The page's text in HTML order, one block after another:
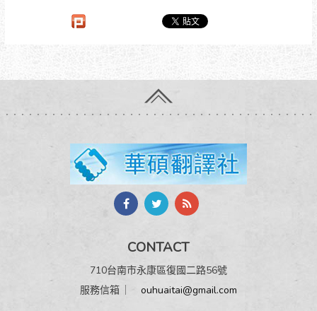
CONTACT
710台南市永康區復國二路56號
服務信箱 ︳ ouhuaitai@gmail.com